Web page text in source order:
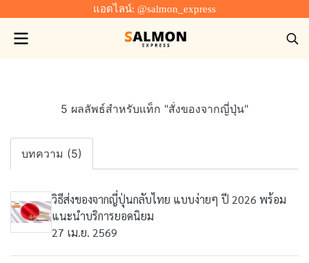
แอดไลน์: @salmon_express
5 ผลลัพธ์สำหรับแท็ก "สั่งของจากญี่ปุ่น"
บทความ (5)
วิธีส่งของจากญี่ปุ่นกลับไทย แบบง่ายๆ ปี 2026 พร้อม
แนะนำบริการยอดนิยม
27 เม.ย. 2569